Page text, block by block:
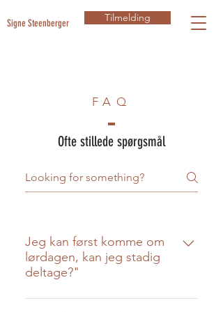
Tilmelding
Signe Steenberger
FAQ
Ofte stillede spørgsmål
Jeg kan først komme om
lørdagen, kan jeg stadig
deltage?"
Desværre, om fredagen bruger vi